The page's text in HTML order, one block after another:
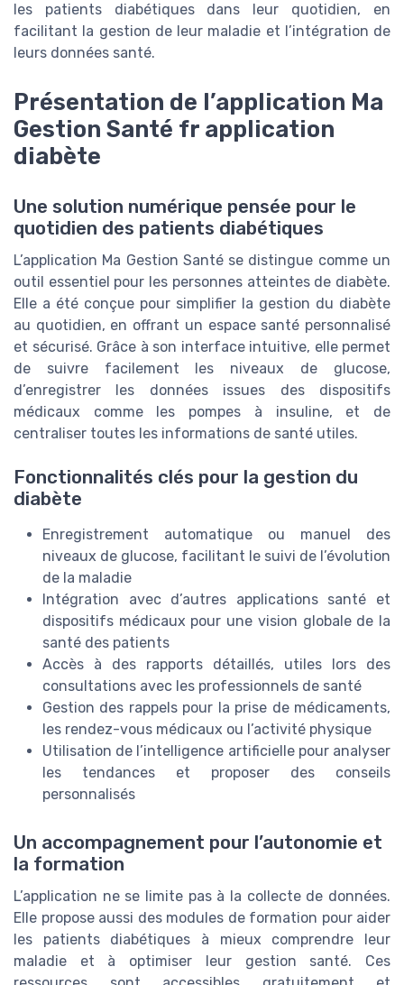
les patients diabétiques dans leur quotidien, en
facilitant la gestion de leur maladie et l’intégration de
leurs données santé.
Présentation de l’application Ma
Gestion Santé fr application
diabète
Une solution numérique pensée pour le
quotidien des patients diabétiques
L’application Ma Gestion Santé se distingue comme un
outil essentiel pour les personnes atteintes de diabète.
Elle a été conçue pour simplifier la gestion du diabète
au quotidien, en offrant un espace santé personnalisé
et sécurisé. Grâce à son interface intuitive, elle permet
de suivre facilement les niveaux de glucose,
d’enregistrer les données issues des dispositifs
médicaux comme les pompes à insuline, et de
centraliser toutes les informations de santé utiles.
Fonctionnalités clés pour la gestion du
diabète
Enregistrement automatique ou manuel des
niveaux de glucose, facilitant le suivi de l’évolution
de la maladie
Intégration avec d’autres applications santé et
dispositifs médicaux pour une vision globale de la
santé des patients
Accès à des rapports détaillés, utiles lors des
consultations avec les professionnels de santé
Gestion des rappels pour la prise de médicaments,
les rendez-vous médicaux ou l’activité physique
Utilisation de l’intelligence artificielle pour analyser
les tendances et proposer des conseils
personnalisés
Un accompagnement pour l’autonomie et
la formation
L’application ne se limite pas à la collecte de données.
Elle propose aussi des modules de formation pour aider
les patients diabétiques à mieux comprendre leur
maladie et à optimiser leur gestion santé. Ces